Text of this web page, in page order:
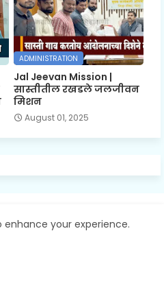
ADMINISTRATION
Jal Jeevan Mission |
सास्तीतील रखडले जलजीवन
मिशन
August 01, 2025
Voice Of Maharashtra
enhance your experience.